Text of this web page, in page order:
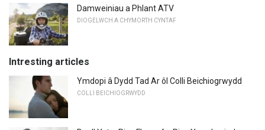
Damweiniau a Phlant ATV
DIOGELWCH A CHYMORTH CYNTAF
Intresting articles
Ymdopi â Dydd Tad Ar ôl Colli Beichiogrwydd
COLLI BEICHIOGRWYDD